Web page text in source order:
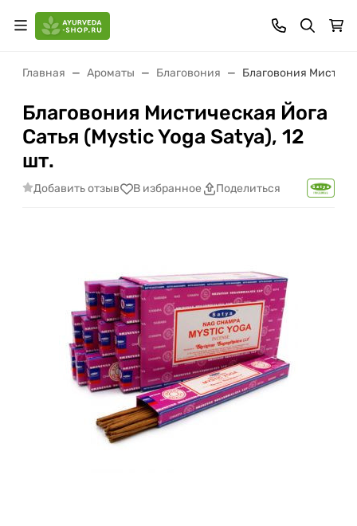
Главная Ароматы Благовония Благовония
Благовония Мистическая Йога
Сатья (Mystic Yoga Satya), 12
шт.
Добавить отзыв В избранное Поделиться